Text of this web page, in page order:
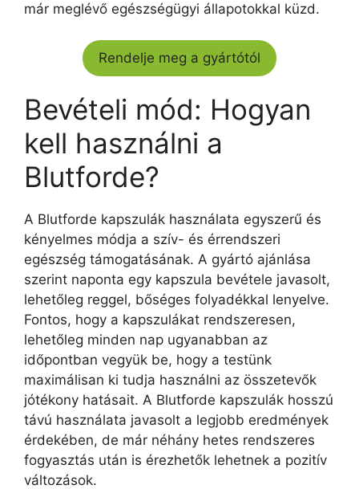
már meglévő egészségügyi állapotokkal küzd.
Rendelje meg a gyártótól
Bevételi mód: Hogyan
kell használni a
Blutforde?
A Blutforde kapszulák használata egyszerű és
kényelmes módja a szív- és érrendszeri
egészség támogatásának. A gyártó ajánlása
szerint naponta egy kapszula bevétele javasolt,
lehetőleg reggel, bőséges folyadékkal lenyelve.
Fontos, hogy a kapszulákat rendszeresen,
lehetőleg minden nap ugyanabban az
időpontban vegyük be, hogy a testünk
maximálisan ki tudja használni az összetevők
jótékony hatásait. A Blutforde kapszulák hosszú
távú használata javasolt a legjobb eredmények
érdekében, de már néhány hetes rendszeres
fogyasztás után is érezhetők lehetnek a pozitív
változások.